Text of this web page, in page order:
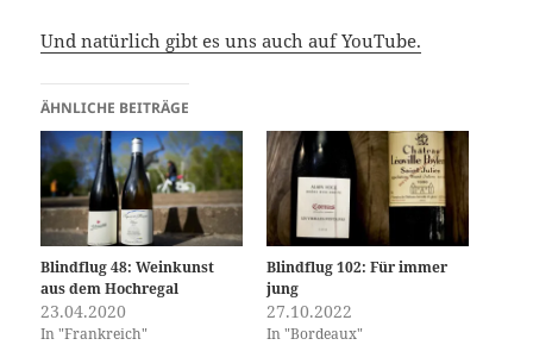
Und natürlich gibt es uns auch auf YouTube.
ÄHNLICHE BEITRÄGE
Blindflug 48: Weinkunst
aus dem Hochregal
23.04.2020
In "Frankreich"
Blindflug 102: Für immer
jung
27.10.2022
In "Bordeaux"